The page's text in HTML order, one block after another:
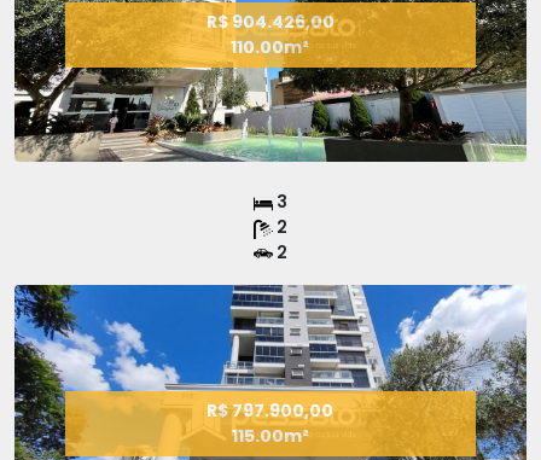
R$ 904.426,00
110.00m²
3
2
2
R$ 797.900,00
115.00m²